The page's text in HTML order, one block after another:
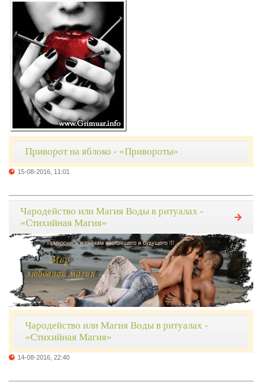
Приворот на яблоко - «Привороты»
15-08-2016, 11:01
Чародейство или Магия Воды в ритуалах -
«Стихийная Магия»
Чародейство или Магия Воды в ритуалах -
«Стихийная Магия»
14-08-2016, 22:40